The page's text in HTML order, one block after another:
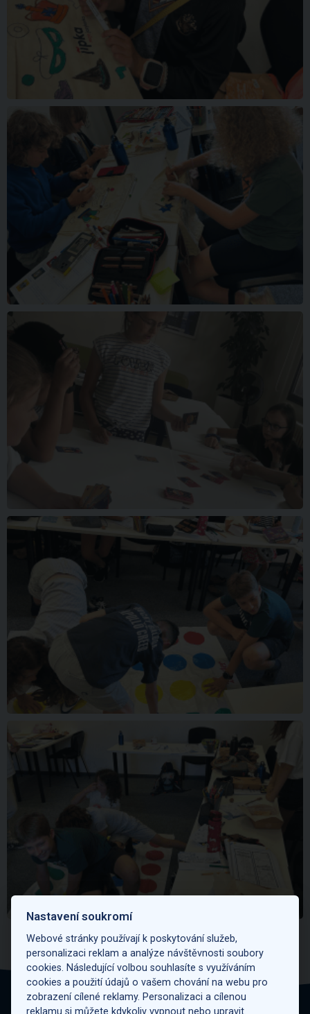
Našelektorky
Nastavení soukromí
Webové stránky používají k poskytování služeb,
personalizaci reklam a analýze návštěvnosti soubory
cookies. Následující volbou souhlasíte s využíváním
cookies a použití údajů o vašem chování na webu pro
zobrazení cílené reklamy. Personalizaci a cílenou
reklamu si můžete kdykoliv vypnout nebo upravit.